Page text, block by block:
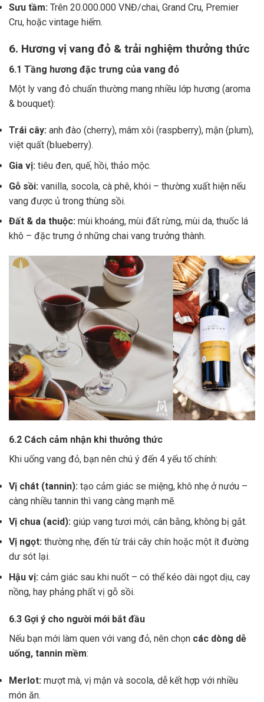
Sưu tầm: Trên 20.000.000 VNĐ/chai, Grand Cru, Premier
Cru, hoặc vintage hiếm.
6. Hương vị vang đỏ & trải nghiệm thưởng thức
6.1 Tầng hương đặc trưng của vang đỏ
Một ly vang đỏ chuẩn thường mang nhiều lớp hương (aroma
& bouquet):
Trái cây: anh đào (cherry), mâm xôi (raspberry), mận (plum),
việt quất (blueberry).
Gia vị: tiêu đen, quế, hồi, thảo mộc.
Gỗ sồi: vanilla, socola, cà phê, khói – thường xuất hiện nếu
vang được ủ trong thùng sồi.
Đất & da thuộc: mùi khoáng, mùi đất rừng, mùi da, thuốc lá
khô – đặc trưng ở những chai vang trưởng thành.
6.2 Cách cảm nhận khi thưởng thức
Khi uống vang đỏ, bạn nên chú ý đến 4 yếu tố chính:
Vị chát (tannin): tạo cảm giác se miệng, khô nhẹ ở nướu –
càng nhiều tannin thì vang càng mạnh mẽ.
Vị chua (acid): giúp vang tươi mới, cân bằng, không bị gắt.
Vị ngọt: thường nhẹ, đến từ trái cây chín hoặc một ít đường
dư sót lại.
Hậu vị: cảm giác sau khi nuốt – có thể kéo dài ngọt dịu, cay
nồng, hay phảng phất vị gỗ sồi.
6.3 Gợi ý cho người mới bắt đầu
Nếu bạn mới làm quen với vang đỏ, nên chọn các dòng dễ
uống, tannin mềm:
Merlot: mượt mà, vị mận và socola, dễ kết hợp với nhiều
món ăn.